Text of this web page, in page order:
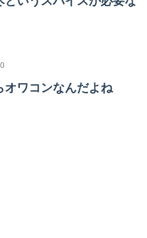
オワコンなんだよね